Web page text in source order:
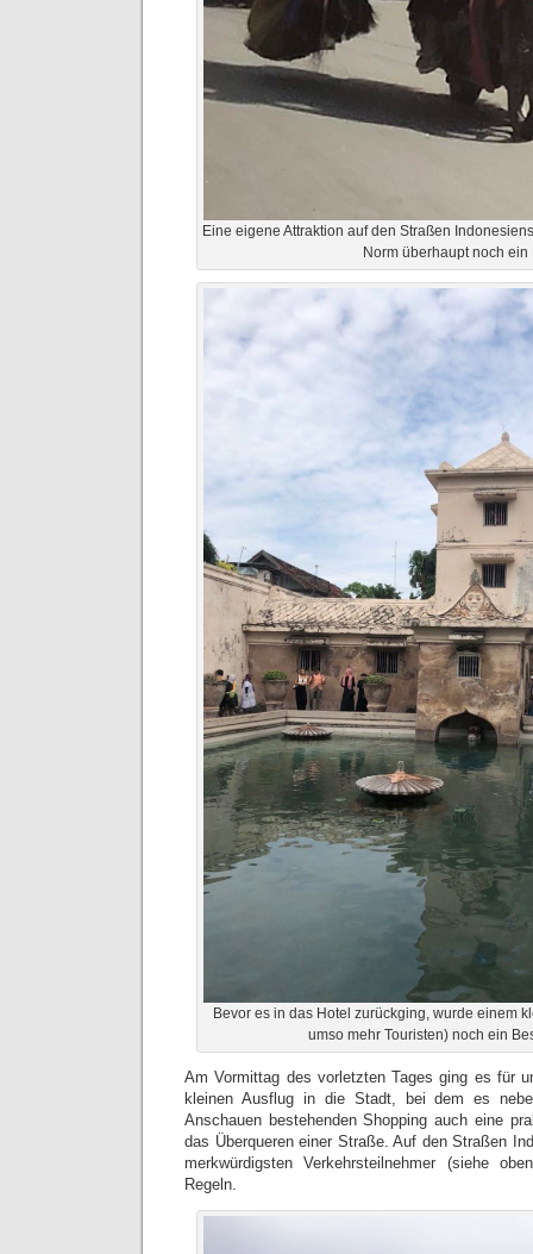
Eine eigene Attraktion auf den Straßen
Norm überhaupt noch ein
Bevor es in das Hotel zurückging, wurde einem
umso mehr Touristen) noch ein
Am Vormittag des vorletzten Tages ging es für
kleinen Ausflug in die Stadt, bei dem es
Anschauen bestehenden Shopping auch eine
das Überqueren einer Straße. Auf den Straßen
merkwürdigsten Verkehrsteilnehmer (siehe
Regeln.